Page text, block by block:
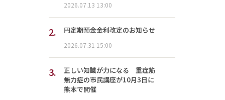
2026.07.13 13:00
2. 円定期預金金利改定のお知らせ
2026.07.31 15:00
3.
正しい知識が力になる 重症筋
無力症の市民講座が10月3日に
熊本で開催